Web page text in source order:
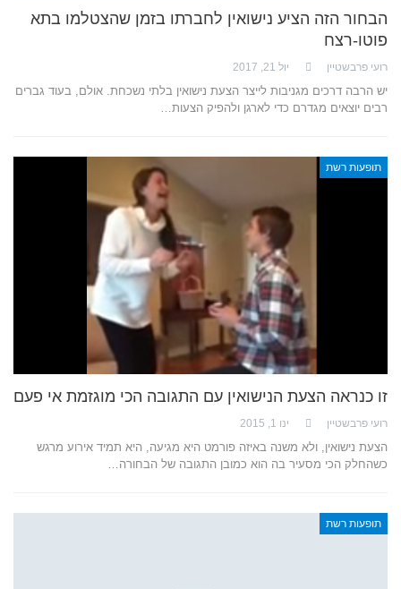
הבחור הזה הציע נישואין לחברתו בזמן שהצטלמו בתא
פוטו-רצח
רועי פרבשטיין יול 21, 2017
יש הרבה דרכים מגניבות לייצר הצעת נישואין בלתי נשכחת. אולם, בעוד גברים
רבים יוצאים מגדרם כדי לארגן ולהפיק הצעות…
תופעות רשת
זו כנראה הצעת הנישואין עם התגובה הכי מוגזמת אי פעם
רועי פרבשטיין ינו 1, 2015
הצעת נישואין, ולא משנה באיזה פורמט היא מגיעה, היא תמיד אירוע מרגש
כשהחלק הכי מסעיר בה הוא כמובן התגובה של הבחורה…
תופעות רשת